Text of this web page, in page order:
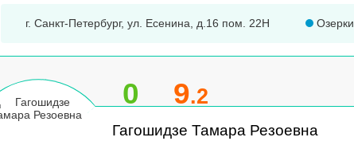
г. Санкт-Петербург, ул. Есенина, д.16 пом. 22Н Озерки
0 9.2
Гагошидзе Тамара Резоевна